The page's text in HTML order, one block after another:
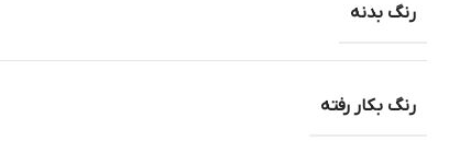
رنگ بدنه
رنگ بکار رفته